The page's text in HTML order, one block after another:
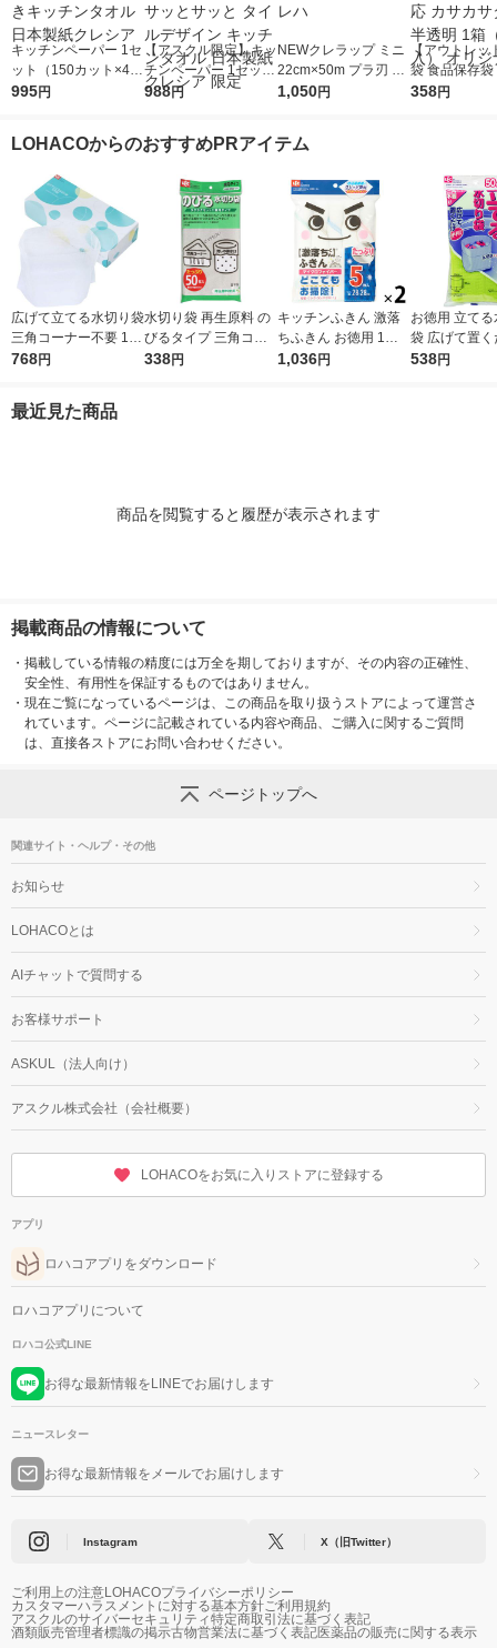
キッチンペーパー 1セ
ット（150カット×4ロ
ール×2） スコッティ
995円
【アスクル限定】キッ
チンペーパー 1セット
（200組×4）スコッテ
タオル 日本製紙クレ
988円
NEWクレラップ ミニ
22cm×50m プラ刃 電
子レンジ・冷凍可 3本
1,050円
【アウトレッ
袋 食品保存袋
付 冷凍・冷蔵
358円
LOHACOからのおすすめPRアイテム
広げて立てる水切り袋
三角コーナー不要 100
枚入 1箱 レック
768円
水切り袋 再生原料 の
びるタイプ 三角コー
ナー・排水口 兼用 1
338円
キッチンふきん 激落
ちふきん お徳用 1セ
ット（5枚入×2パッ
1,036円
お徳用 立て
袋 広げて置く
角コーナー不
538円
最近見た商品
商品を閲覧すると履歴が表示されます
掲載商品の情報について
・ 掲載している情報の精度には万全を期しておりますが、その内容の正確性、
安全性、有用性を保証するものではありません。
・ 現在ご覧になっているページは、この商品を取り扱うストアによって運営さ
れています。ページに記載されている内容や商品、ご購入に関するご質問
は、直接各ストアにお問い合わせください。
ページトップへ
関連サイト・ヘルプ・その他
お知らせ
LOHACOとは
AIチャットで質問する
お客様サポート
ASKUL（法人向け）
アスクル株式会社（会社概要）
LOHACOをお気に入りストアに登録する
アプリ
ロハコアプリをダウンロード
ロハコアプリについて
ロハコ公式LINE
お得な最新情報をLINEでお届けします
ニュースレター
お得な最新情報をメールでお届けします
Instagram X（旧Twitter）
ご利用上の注意LOHACOプライバシーポリシー
カスタマーハラスメントに対する基本方針ご利用規約
アスクルのサイバーセキュリティ特定商取引法に基づく表記
酒類販売管理者標識の掲示古物営業法に基づく表記医薬品の販売に関する表示